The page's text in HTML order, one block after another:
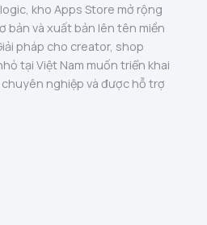
kho Apps Store mở rộng
bản và xuất bản lên tên miền
pháp cho creator, shop
tại Việt Nam muốn triển khai
nghiệp và được hỗ trợ